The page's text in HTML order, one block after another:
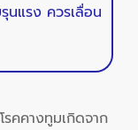
นแรง ควรเลื่อน
คคางทูมเกิดจาก